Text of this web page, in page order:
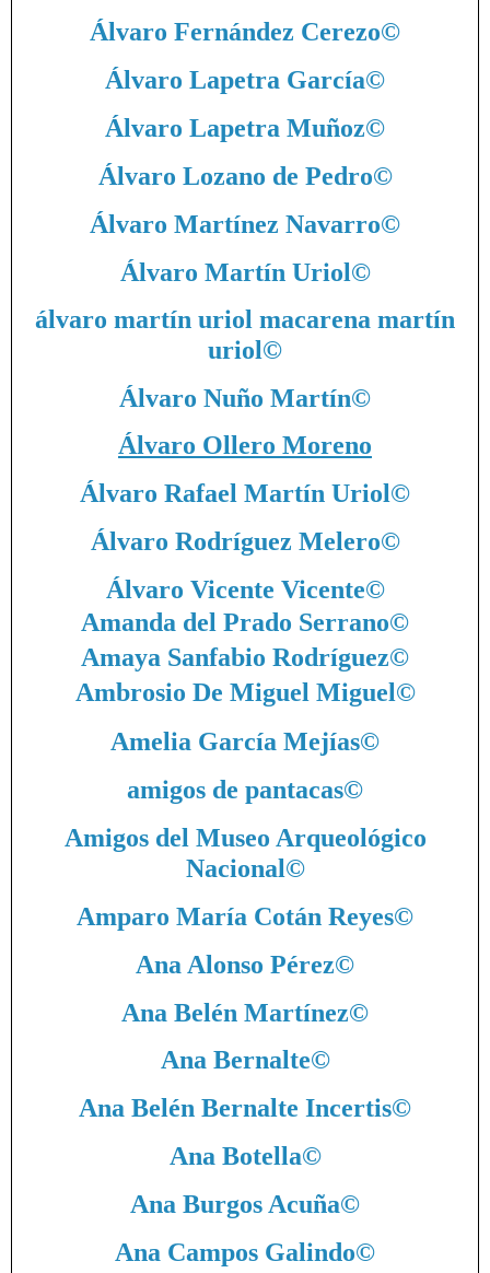
Álvaro Fernández Cerezo©
Álvaro Lapetra García©
Álvaro Lapetra Muñoz©
Álvaro Lozano de Pedro©
Álvaro Martínez Navarro©
Álvaro Martín Uriol©
álvaro martín uriol macarena martín
uriol©
Álvaro Nuño Martín©
Álvaro Ollero Moreno
Álvaro Rafael Martín Uriol©
Álvaro Rodríguez Melero©
Álvaro Vicente Vicente©
Amanda del Prado Serrano©
Amaya Sanfabio Rodríguez©
Ambrosio De Miguel Miguel©
Amelia García Mejías©
amigos de pantacas©
Amigos del Museo Arqueológico
Nacional©
Amparo María Cotán Reyes©
Ana Alonso Pérez©
Ana Belén Martínez©
Ana Bernalte©
Ana Belén Bernalte Incertis©
Ana Botella©
Ana Burgos Acuña©
Ana Campos Galindo©